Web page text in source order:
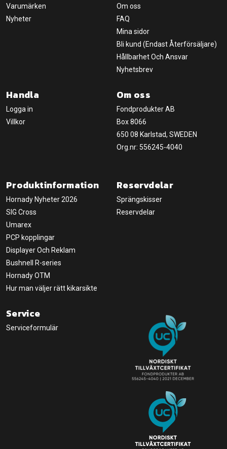
Varumärken
Nyheter
Om oss
FAQ
Mina sidor
Bli kund (Endast Återförsäljare)
Hållbarhet Och Ansvar
Nyhetsbrev
Handla
Logga in
Villkor
Om oss
Fondprodukter AB
Box 8066
650 08 Karlstad, SWEDEN
Org.nr: 556245-4040
Produktinformation
Hornady Nyheter 2026
SIG Cross
Umarex
PCP kopplingar
Displayer Och Reklam
Bushnell R-series
Hornady OTM
Hur man väljer rätt kikarsikte
Reservdelar
Sprängskisser
Reservdelar
Service
Serviceformulär